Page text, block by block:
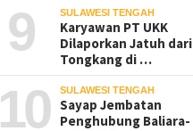
9 SULAWESI TENGAH
Karyawan PT UKK
Dilaporkan Jatuh dari
Tongkang di …
10 SULAWESI TENGAH
Sayap Jembatan
Penghubung Baliara-